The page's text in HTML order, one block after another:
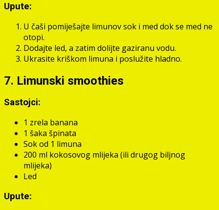
Upute:
U čaši pomiješajte limunov sok i med dok se med ne
otopi.
Dodajte led, a zatim dolijte gaziranu vodu.
Ukrasite kriškom limuna i poslužite hladno.
7. Limunski smoothies
Sastojci:
1 zrela banana
1 šaka špinata
Sok od 1 limuna
200 ml kokosovog mlijeka (ili drugog biljnog
mlijeka)
Led
Upute: